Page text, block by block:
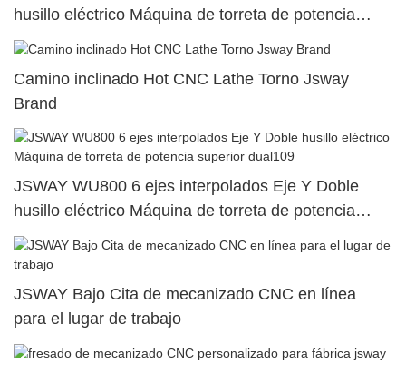
husillo eléctrico Máquina de torreta de potencia
superior dual55
Camino inclinado Hot CNC Lathe Torno Jsway
Brand
JSWAY WU800 6 ejes interpolados Eje Y Doble
husillo eléctrico Máquina de torreta de potencia
superior dual109
JSWAY Bajo Cita de mecanizado CNC en línea
para el lugar de trabajo